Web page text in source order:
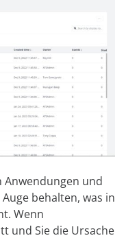
Anwendungen und
behalten, was in
Wenn
und Sie die Ursache